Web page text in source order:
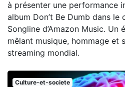
à présenter une performance
album Don’t Be Dumb dans le
Songline d’Amazon Music. Un
mêlant musique, hommage et
streaming mondial.
Culture-et-societe